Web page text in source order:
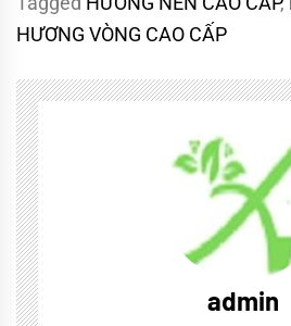
HƯƠNG VÒNG CAO CẤP
admin